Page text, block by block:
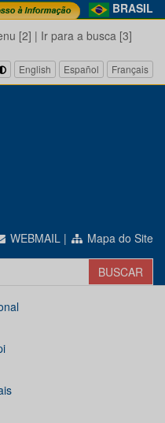
BRASIL
[2] | Ir para a busca [3]
English Español Français
WEBMAIL | Mapa do Site